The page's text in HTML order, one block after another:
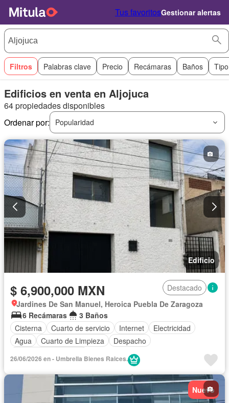
Tus favoritosGestionar alertas
Filtros Palabras clave Precio Recámaras Baños
Edificios en venta en Aljojuca
64 propiedades disponibles
Ordenar por:
Popularidad
Edificio
$ 6,900,000 MXN
Destacado
Jardines De San Manuel, Heroica Puebla De Zaragoza
6 Recámaras
3 Baños
Cisterna
Cuarto de servicio Internet
Electricidad
Agua
Cuarto de Limpieza
Despacho
26/06/2026 en - Umbrella Bienes Raices.
Nuevo